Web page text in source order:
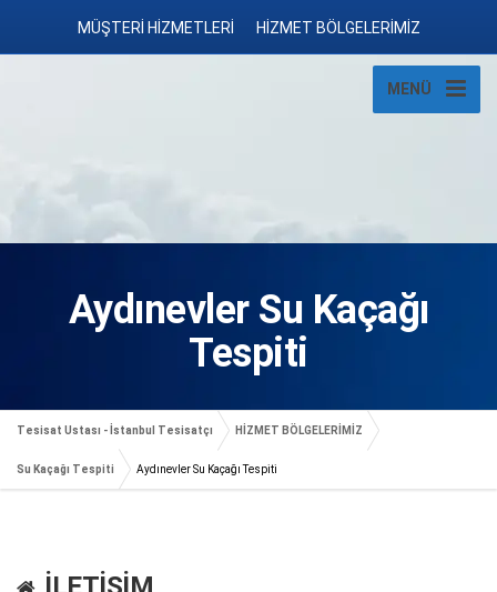
MÜŞTERİ HİZMETLERİ HİZMET BÖLGELERİMİZ
MENÜ
Aydınevler Su Kaçağı
Tespiti
Tesisat Ustası - İstanbul Tesisatçı HİZMET BÖLGELERİMİZ
Su Kaçağı Tespiti Aydınevler Su Kaçağı Tespiti